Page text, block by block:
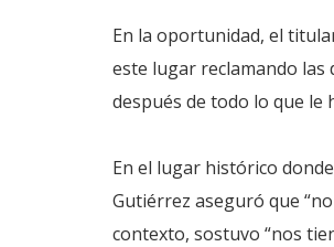
En la oportunidad, el
este lugar reclamando las
después de todo lo que le
En el lugar histórico
Gutiérrez aseguró que
contexto, sostuvo “nos